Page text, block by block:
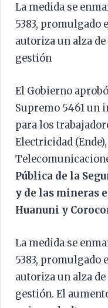
La medida se
5383, promulgado
autoriza un alza
gestión
El Gobierno
Supremo 5461 un
para los
Electricidad
Pública de la
y de las mineras
Huanuni y
La medida se
5383, promulgado
autoriza un alza
gestión. El